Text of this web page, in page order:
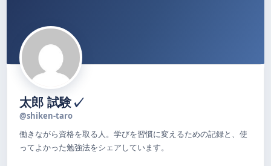
@shiken-taro
太郎 試験✓